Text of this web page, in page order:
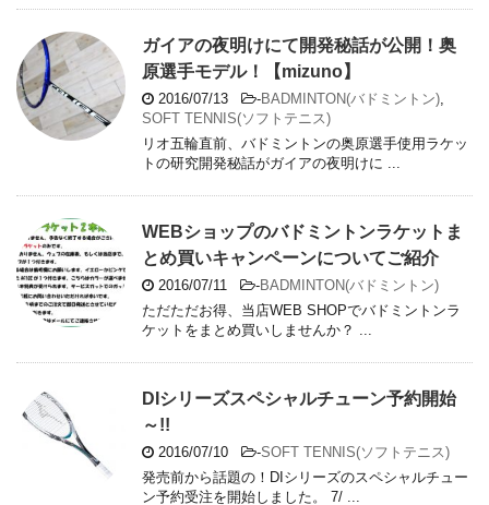
ガイアの夜明けにて開発秘話が公開！奥
原選手モデル！【mizuno】
2016/07/13 -BADMINTON(バドミントン),
SOFT TENNIS(ソフトテニス)
リオ五輪直前、バドミントンの奥原選手使用ラケッ
トの研究開発秘話がガイアの夜明けに ...
WEBショップのバドミントンラケットま
とめ買いキャンペーンについてご紹介
2016/07/11 -BADMINTON(バドミントン)
ただただお得、当店WEB SHOPでバドミントンラ
ケットをまとめ買いしませんか？ ...
DIシリーズスペシャルチューン予約開始
～!!
2016/07/10 -SOFT TENNIS(ソフトテニス)
発売前から話題の！DIシリーズのスペシャルチュー
ン予約受注を開始しました。 7/ ...